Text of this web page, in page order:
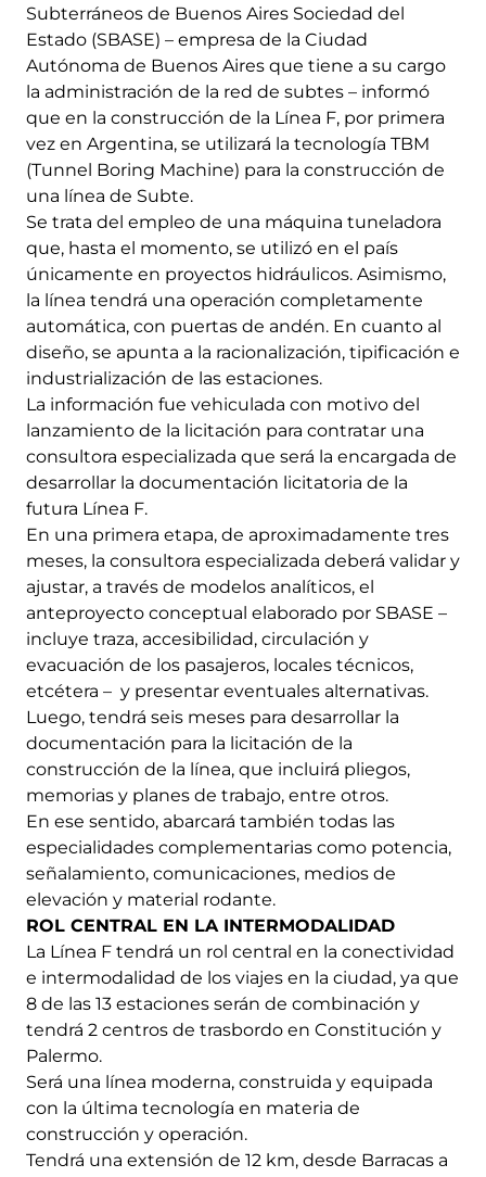
Subterráneos de Buenos Aires Sociedad del
Estado (SBASE) – empresa de la Ciudad
Autónoma de Buenos Aires que tiene a su cargo
la administración de la red de subtes – informó
que en la construcción de la Línea F, por primera
vez en Argentina, se utilizará la tecnología TBM
(Tunnel Boring Machine) para la construcción de
una línea de Subte.
Se trata del empleo de una máquina tuneladora
que, hasta el momento, se utilizó en el país
únicamente en proyectos hidráulicos. Asimismo,
la línea tendrá una operación completamente
automática, con puertas de andén. En cuanto al
diseño, se apunta a la racionalización, tipificación e
industrialización de las estaciones.
La información fue vehiculada con motivo del
lanzamiento de la licitación para contratar una
consultora especializada que será la encargada de
desarrollar la documentación licitatoria de la
futura Línea F.
En una primera etapa, de aproximadamente tres
meses, la consultora especializada deberá validar y
ajustar, a través de modelos analíticos, el
anteproyecto conceptual elaborado por SBASE –
incluye traza, accesibilidad, circulación y
evacuación de los pasajeros, locales técnicos,
etcétera – y presentar eventuales alternativas.
Luego, tendrá seis meses para desarrollar la
documentación para la licitación de la
construcción de la línea, que incluirá pliegos,
memorias y planes de trabajo, entre otros.
En ese sentido, abarcará también todas las
especialidades complementarias como potencia,
señalamiento, comunicaciones, medios de
elevación y material rodante.
ROL CENTRAL EN LA INTERMODALIDAD
La Línea F tendrá un rol central en la conectividad
e intermodalidad de los viajes en la ciudad, ya que
8 de las 13 estaciones serán de combinación y
tendrá 2 centros de trasbordo en Constitución y
Palermo.
Será una línea moderna, construida y equipada
con la última tecnología en materia de
construcción y operación.
Tendrá una extensión de 12 km, desde Barracas a